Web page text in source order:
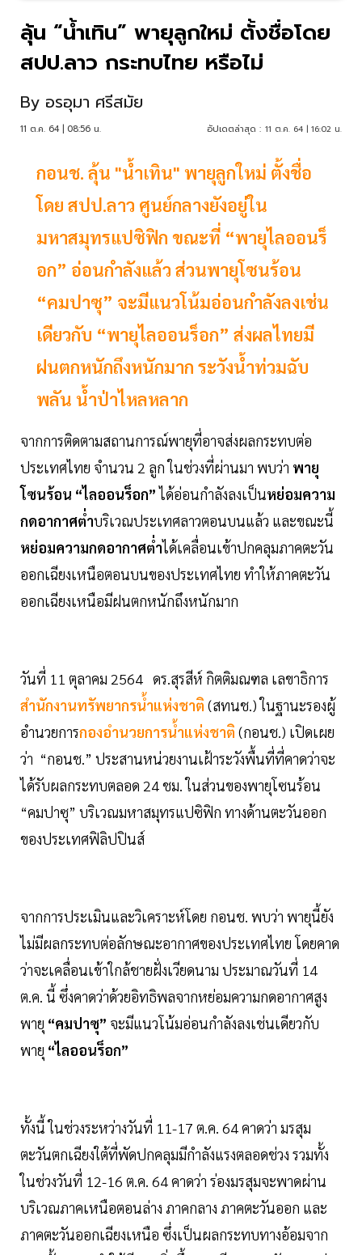
ลุ้น “น้ำเทิน” พายุลูกใหม่ ตั้งชื่อโดย
สปป.ลาว กระทบไทย หรือไม่
By อรอุมา ศรีสมัย
11 ต.ค. 64 | 08:56 น. อัปเดตล่าสุด : 11 ต.ค. 64 | 16:02 น.
กอนช. ลุ้น "น้ำเทิน" พายุลูกใหม่ ตั้งชื่อ
โดย สปป.ลาว ศูนย์กลางยังอยู่ใน
มหาสมุทรแปซิฟิก ขณะที่ “พายุไลออนร็
อก” อ่อนกำลังแล้ว ส่วนพายุโซนร้อน
“คมปาซุ” จะมีแนวโน้มอ่อนกำลังลงเช่น
เดียวกับ “พายุไลออนร็อก” ส่งผลไทยมี
ฝนตกหนักถึงหนักมาก ระวังน้ำท่วมฉับ
พลัน น้ำป่าไหลหลาก
จากการติดตามสถานการณ์พายุที่อาจส่งผลกระทบต่อ
ประเทศไทย จำนวน 2 ลูก ในช่วงที่ผ่านมา พบว่า พายุ
โซนร้อน “ไลออนร็อก”ได้อ่อนกำลังลงเป็นหย่อมความ
กดอากาศต่ำบริเวณประเทศลาวตอนบนแล้ว และขณะนี้
หย่อมความกดอากาศต่ำได้เคลื่อนเข้าปกคลุมภาคตะวัน
ออกเฉียงเหนือตอนบนของประเทศไทย ทำให้ภาคตะวัน
ออกเฉียงเหนือมีฝนตกหนักถึงหนักมาก
วันที่ 11 ตุลาคม 2564 ดร.สุรสีห์ กิตติมณฑล เลขาธิการ
สำนักงานทรัพยากรน้ำแห่งชาติ (สทนช.) ในฐานะรองผู้
อำนวยการกองอำนวยการน้ำแห่งชาติ (กอนช.) เปิดเผย
ว่า “กอนช.” ประสานหน่วยงานเฝ้าระวังพื้นที่ที่คาดว่าจะ
ได้รับผลกระทบตลอด 24 ชม. ในส่วนของพายุโซนร้อน
“คมปาซุ” บริเวณมหาสมุทรแปซิฟิก ทางด้านตะวันออก
ของประเทศฟิลิปปินส์
จากการประเมินและวิเคราะห์โดย กอนช. พบว่า พายุนี้ยัง
ไม่มีผลกระทบต่อลักษณะอากาศของประเทศไทย โดยคาด
ว่าจะเคลื่อนเข้าใกล้ชายฝั่งเวียดนาม ประมาณวันที่ 14
ต.ค. นี้ ซึ่งคาดว่าด้วยอิทธิพลจากหย่อมความกดอากาศสูง
พายุ “คมปาซุ” จะมีแนวโน้มอ่อนกำลังลงเช่นเดียวกับ
พายุ “ไลออนร็อก”
ทั้งนี้ ในช่วงระหว่างวันที่ 11-17 ต.ค. 64 คาดว่า มรสุม
ตะวันตกเฉียงใต้ที่พัดปกคลุมมีกำลังแรงตลอดช่วง รวมทั้ง
ในช่วงวันที่ 12-16 ต.ค. 64 คาดว่า ร่องมรสุมจะพาดผ่าน
บริเวณภาคเหนือตอนล่าง ภาคกลาง ภาคตะวันออก และ
ภาคตะวันออกเฉียงเหนือ ซึ่งเป็นผลกระทบทางอ้อมจาก